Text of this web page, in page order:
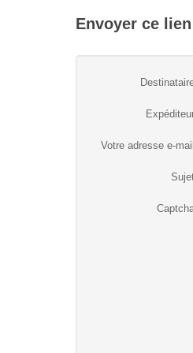
Envoyer ce
Votre adresse e-mail